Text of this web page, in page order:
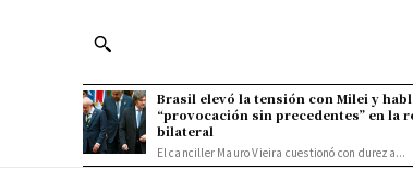
Brasil elevó la tensión con Milei y
“provocación sin precedentes” en la
bilateral
El canciller Mauro Vieira cuestionó con dureza...